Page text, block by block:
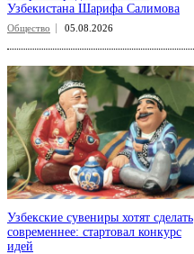
Узбекистана Шарифа Салимова
Общество 05.08.2026
Узбекские сувениры хотят сделать
современнее: стартовал конкурс
идей